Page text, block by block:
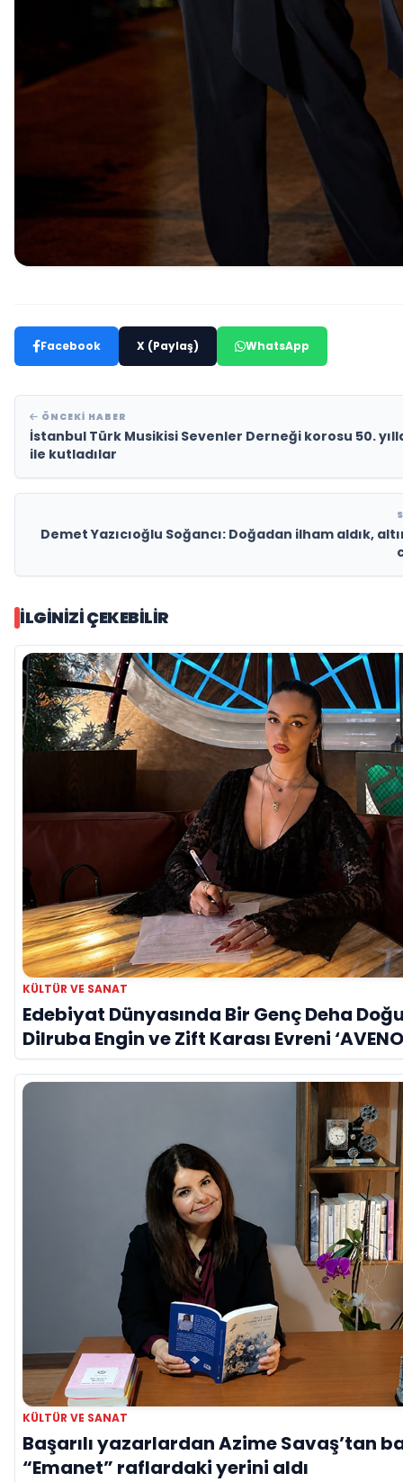
Facebook X (Paylaş) WhatsApp
ÖNCEKI HABER
İstanbul Türk Musikisi Sevenler Derneği korosu 50.
ile kutladılar
Demet Yazıcıoğlu Soğancı: Doğadan ilham aldık,
İLGINIZI ÇEKEBILIR
KÜLTÜR VE SANAT
Edebiyat Dünyasında Bir Genç Deha
Dilruba Engin ve Zift Karası Evreni
KÜLTÜR VE SANAT
Başarılı yazarlardan Azime Savaş’tan
“Emanet” raflardaki yerini aldı